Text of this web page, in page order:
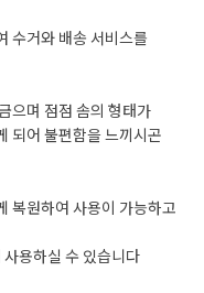
수거와 배송 서비스를
으며 점점 솜의 형태가
되어 불편함을 느끼시곤
복원하여 사용이 가능하고
용하실 수 있습니다